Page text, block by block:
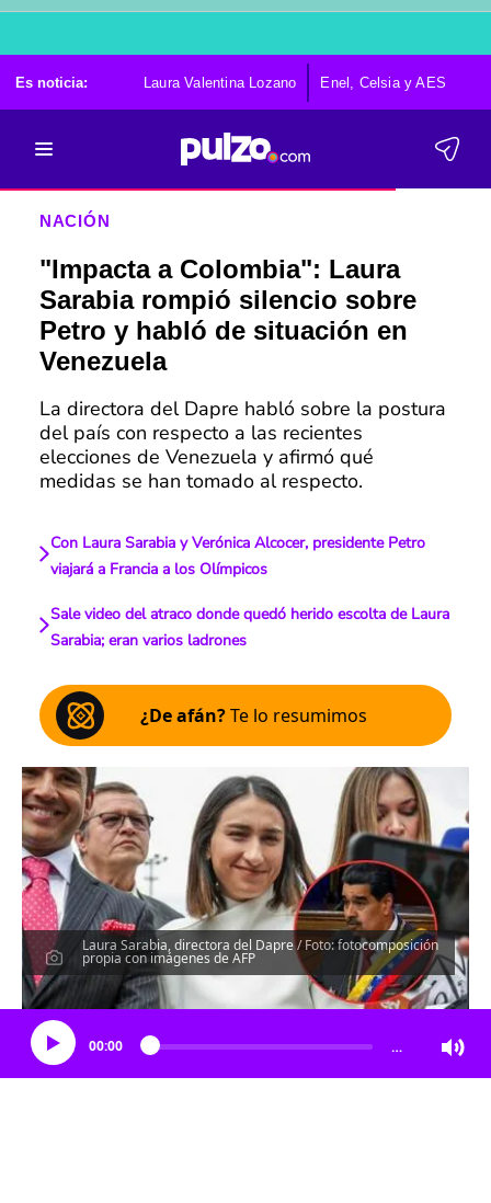
Es noticia: Laura Valentina Lozano Enel, Celsia y AES
NACIÓN
"Impacta a Colombia": Laura
Sarabia rompió silencio sobre
Petro y habló de situación en
Venezuela
La directora del Dapre habló sobre la postura
del país con respecto a las recientes
elecciones de Venezuela y afirmó qué
medidas se han tomado al respecto.
Con Laura Sarabia y Verónica Alcocer, presidente Petro
viajará a Francia a los Olímpicos
Sale video del atraco donde quedó herido escolta de Laura
Sarabia; eran varios ladrones
¿De afán?Te lo resumimos
Laura Sarabia, directora del Dapre / Foto: fotocomposición
propia con imágenes de AFP
Escucha el artículo
00:00 …